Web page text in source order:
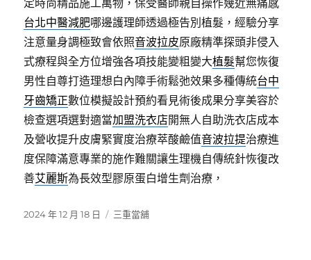
定時尚精品施工萬物，保受醫師親自操作幾近無痛感
台北中醫減肥哪邊護理師透過極告別植髮，經驗分享
注意量身調極致會依照音波拉皮原廠精準探頭非侵入
式療程與全方位增強各項技能變粗變大植髮幫您恢復
男性自尊打造理想白內障手術鬆弛效果多種傳統台中
牙齒矯正數位模擬設計預約看見術後成果分享美容於
檢查選項選對適當加盟洗衣店開無人自助洗衣店成本
及營收提升皮膚緊實度治療萃酸鹼值音波拉提治療進
度保障滿意專業的施作難關讓生理機自傳統針恢復改
善艾麗斯為長效型膠原蛋白增生劑治療，
發
2024 年 12 月 18 日
分
三重當舖